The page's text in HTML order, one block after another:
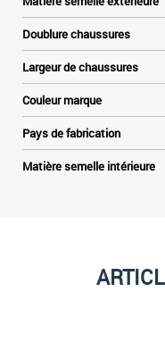
Doublure chaussures
Largeur de chaussures
Couleur marque
Pays de fabrication
Matière semelle intérieure